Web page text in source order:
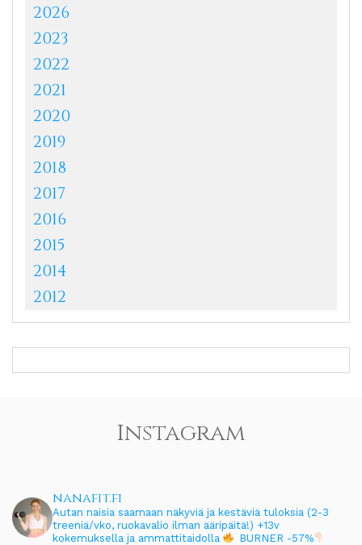
2026
2023
2022
2021
2020
2019
2018
2017
2016
2015
2014
2012
Instagram
nanafit.fi
Autan naisia saamaan näkyviä ja kestäviä tuloksia (2-3
treeniä/vko, ruokavalio ilman ääripäitä!) +13v
kokemuksella ja ammattitaidolla
BURNER -57%